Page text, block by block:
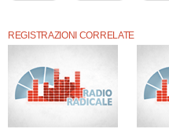
REGISTRAZIONI CORRELATE